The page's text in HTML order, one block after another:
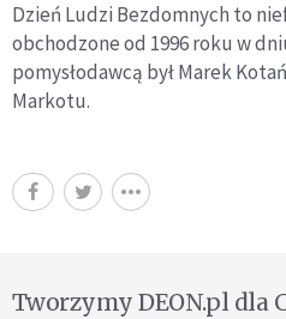
Dzień Ludzi Bezdomnych to
obchodzone od 1996 roku w
pomysłodawcą był Marek
Markotu.
Tworzymy DEON.pl dla